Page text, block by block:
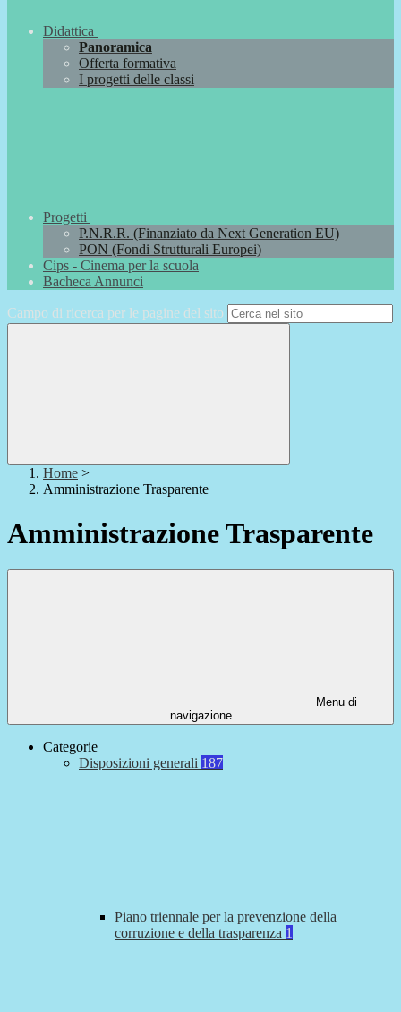
Didattica
Panoramica
Offerta formativa
I progetti delle classi
Progetti
P.N.R.R. (Finanziato da Next Generation EU)
PON (Fondi Strutturali Europei)
Cips - Cinema per la scuola
Bacheca Annunci
Campo di ricerca per le pagine del sito
Home >
Amministrazione Trasparente
Amministrazione Trasparente
Menu di
navigazione
Categorie
Disposizioni generali 187
Piano triennale per la prevenzione della
corruzione e della trasparenza 1